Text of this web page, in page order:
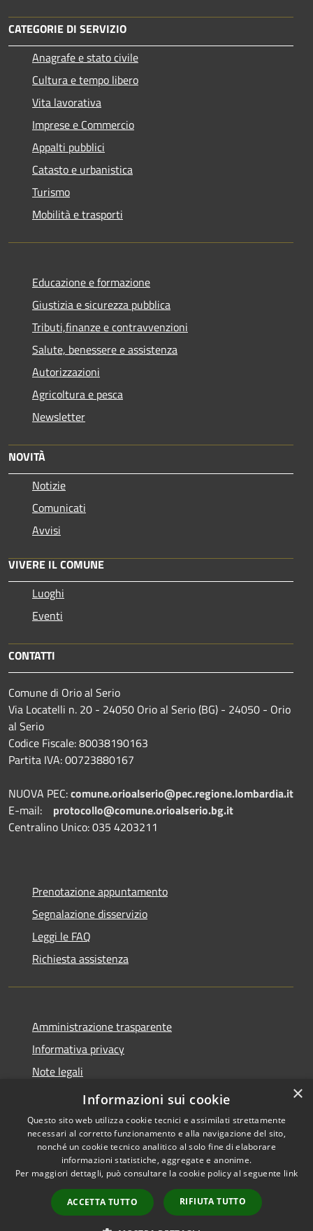
CATEGORIE DI SERVIZIO
Anagrafe e stato civile
Cultura e tempo libero
Vita lavorativa
Imprese e Commercio
Appalti pubblici
Catasto e urbanistica
Turismo
Mobilità e trasporti
Educazione e formazione
Giustizia e sicurezza pubblica
Tributi,finanze e contravvenzioni
Salute, benessere e assistenza
Autorizzazioni
Agricoltura e pesca
Newsletter
NOVITÀ
Notizie
Comunicati
Avvisi
VIVERE IL COMUNE
Luoghi
Eventi
CONTATTI
Comune di Orio al Serio
Via Locatelli n. 20 - 24050 Orio al Serio (BG) - 24050 - Orio
al Serio
Codice Fiscale: 80038190163
Partita IVA: 00723880167
NUOVA PEC:comune.orioalserio@pec.regione.lombardia.it
E-mail: protocollo@comune.orioalserio.bg.it
Centralino Unico: 035 4203211
Prenotazione appuntamento
Segnalazione disservizio
Leggi le FAQ
Richiesta assistenza
Amministrazione trasparente
Informativa privacy
Note legali
Dichiarazione di accessibilità
Accessibilità
Copyright © 2026 • Comune di
Orio al Serio • Powered by
Municipium•
Accesso
redazione
×
Informazioni sui cookie
Questo sito web utilizza cookie tecnici e assimilati strettamente
necessari al corretto funzionamento e alla navigazione del sito,
nonché un cookie tecnico analitico al solo fine di elaborare
informazioni statistiche, aggregate e anonime.
Per maggiori dettagli, può consultare la cookie policy al seguente link
ACCETTA TUTTO RIFIUTA TUTTO